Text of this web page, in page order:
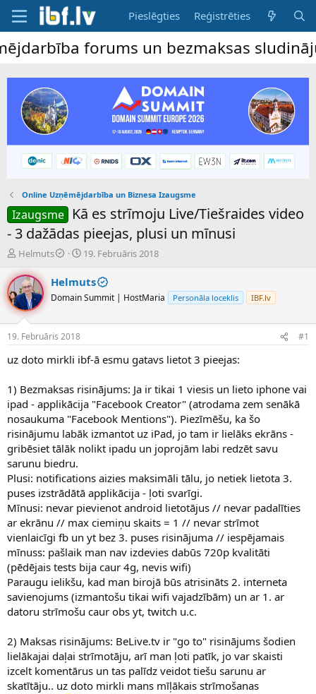
Pieslēgties Reģistrēties
forums un bezmaksas sludinājumu
Online Uzņēmējdarbība un Biznesa Izaugsme
Izaugsme
Kā es strīmoju Live/Tiešraides video
- 3 dažādas pieejas, plusi un mīnusi
P
v
e
d
i
n
u
s
ā
c
ē
j
s
Helmuts
S
k
m
a
u
s
19. Februāris 2018
Helmuts
Domain Summit | HostMaria Personāla loceklis IBF.lv
19. Februāris 2018 #1
uz doto mirkli ibf-ā esmu gatavs lietot 3 pieejas:
1) Bezmaksas risinājums: Ja ir tikai 1 viesis un lieto iphone vai
ipad - applikācija "Facebook Creator" (atrodama zem senākā
nosaukuma "Facebook Mentions"). Piezīmēšu, ka šo
risinājumu labāk izmantot uz iPad, jo tam ir lielāks ekrāns -
gribēsiet tālāk nolikt ipadu un joprojām labi redzēt savu
sarunu biedru.
Plusi: notifications aizies maksimāli tālu, jo netiek lietota 3.
puses izstrādātā applikācija - ļoti svarīgi.
Mīnusi: nevar pievienot android lietotājus // nevar padalīties
ar ekrānu // max ciemiņu skaits = 1 // nevar strīmot
vienlaicīgi fb un yt bez 3. puses risinājuma // iespējamais
mīnuss: pašlaik man nav izdevies dabūs 720p kvalitāti
(pēdējais tests bija caur 4g, nevis wifi)
Paraugu ielikšu, kad man birojā būs atrisināts 2. interneta
savienojums (izmantošu tikai wifi vajadzībām) un ar 1. ar
datoru strīmošu caur obs yt, twitch u.c.
2) Maksas risinājums: BeLive.tv ir "go to" risinājums šodien
lielākajai daļai strīmotāju, arī man ļoti patīk, jo var skaisti
izcelt komentārus un tas palīdz veidot tiešu sarunu ar
skatītāju.. uz doto mirkli mans mīļākais strīmošanas